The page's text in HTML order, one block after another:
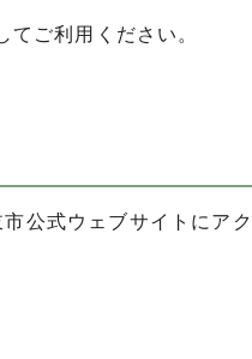
ご利用ください。
公式ウェブサイトにア